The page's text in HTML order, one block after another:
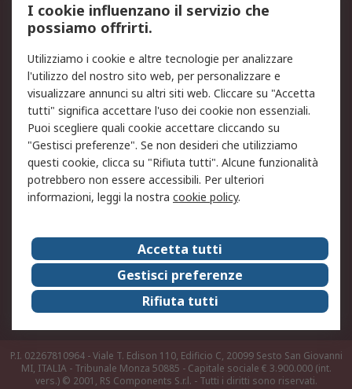
Legale
Informativa Cookie
Informativa Privacy -
Aggiornata
Email Security
Termini d'uso
Condizioni di vendita
Condizioni generali di
servizio
Etica e responsabilità
Chi Siamo
Chi Siamo
Contattaci
Supporto
ESG
Carriere
RS Group
Press Centre
Discovery: il Blog di RS
P.I. 02267810964 - Viale T. Edison 110, Edificio C, 20099 Sesto San Giovanni
MI, ITALIA - Tribunale Monza 50885 - Capitale sociale € 3.900.000 (int.
vers.) © 2001, RS Components S.r.l. - Tutti i diritti sono riservati.
I cookie influenzano il servizio che
possiamo offrirti.
Utilizziamo i cookie e altre tecnologie per analizzare
l'utilizzo del nostro sito web, per personalizzare e
visualizzare annunci su altri siti web. Cliccare su "Accetta
tutti" significa accettare l'uso dei cookie non essenziali.
Puoi scegliere quali cookie accettare cliccando su
"Gestisci preferenze". Se non desideri che utilizziamo
questi cookie, clicca su "Rifiuta tutti". Alcune funzionalità
potrebbero non essere accessibili. Per ulteriori
informazioni, leggi la nostra cookie policy.
Accetta tutti
Gestisci preferenze
Rifiuta tutti